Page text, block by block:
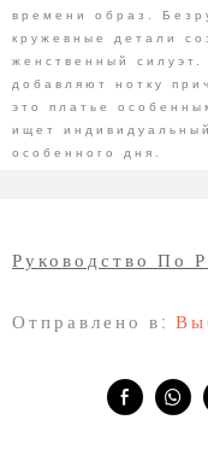
времени образ.
кружевные детали
женственный
добавляют нотку
это платье
ищет
особенного дня.
Отправлено в:
Руководство По